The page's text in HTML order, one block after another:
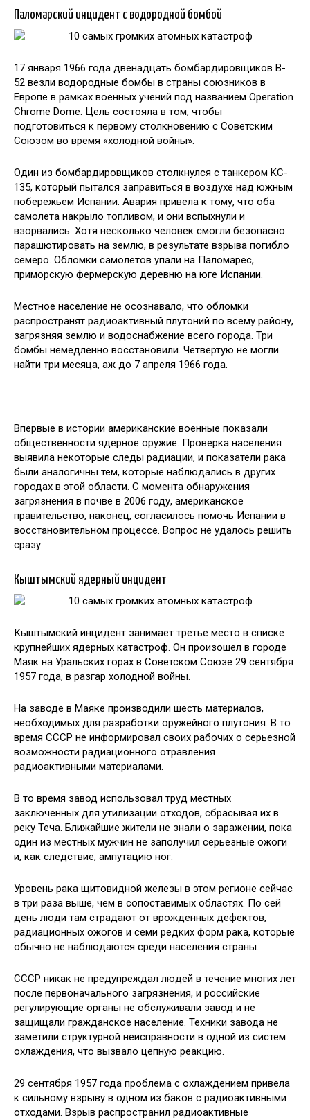
Паломарский инцидент с водородной бомбой
17 января 1966 года двенадцать бомбардировщиков B-
52 везли водородные бомбы в страны союзников в
Европе в рамках военных учений под названием Operation
Chrome Dome. Цель состояла в том, чтобы
подготовиться к первому столкновению с Советским
Союзом во время «холодной войны».
Один из бомбардировщиков столкнулся с танкером KC-
135, который пытался заправиться в воздухе над южным
побережьем Испании. Авария привела к тому, что оба
самолета накрыло топливом, и они вспыхнули и
взорвались. Хотя несколько человек смогли безопасно
парашютировать на землю, в результате взрыва погибло
семеро. Обломки самолетов упали на Паломарес,
приморскую фермерскую деревню на юге Испании.
Местное население не осознавало, что обломки
распространят радиоактивный плутоний по всему району,
загрязняя землю и водоснабжение всего города. Три
бомбы немедленно восстановили. Четвертую не могли
найти три месяца, аж до 7 апреля 1966 года.
Впервые в истории американские военные показали
общественности ядерное оружие. Проверка населения
выявила некоторые следы радиации, и показатели рака
были аналогичны тем, которые наблюдались в других
городах в этой области. С момента обнаружения
загрязнения в почве в 2006 году, американское
правительство, наконец, согласилось помочь Испании в
восстановительном процессе. Вопрос не удалось решить
сразу.
Кыштымский ядерный инцидент
Кыштымский инцидент занимает третье место в списке
крупнейших ядерных катастроф. Он произошел в городе
Маяк на Уральских горах в Советском Союзе 29 сентября
1957 года, в разгар холодной войны.
На заводе в Маяке производили шесть материалов,
необходимых для разработки оружейного плутония. В то
время СССР не информировал своих рабочих о серьезной
возможности радиационного отравления
радиоактивными материалами.
В то время завод использовал труд местных
заключенных для утилизации отходов, сбрасывая их в
реку Теча. Ближайшие жители не знали о заражении, пока
один из местных мужчин не заполучил серьезные ожоги
и, как следствие, ампутацию ног.
Уровень рака щитовидной железы в этом регионе сейчас
в три раза выше, чем в сопоставимых областях. По сей
день люди там страдают от врожденных дефектов,
радиационных ожогов и семи редких форм рака, которые
обычно не наблюдаются среди населения страны.
СССР никак не предупреждал людей в течение многих лет
после первоначального загрязнения, и российские
регулирующие органы не обслуживали завод и не
защищали гражданское население. Техники завода не
заметили структурной неисправности в одной из систем
охлаждения, что вызвало цепную реакцию.
29 сентября 1957 года проблема с охлаждением привела
к сильному взрыву в одном из баков с радиоактивными
отходами. Взрыв распространил радиоактивные